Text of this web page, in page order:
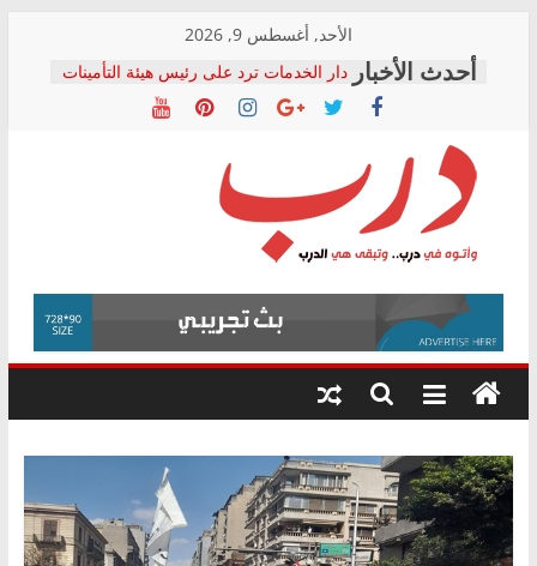
content
الأحد, أغسطس 9, 2026
دار الخدمات ترد على رئيس هيئة التأمينات
بعد مؤتمره الصحفي: إنكار الأزمة لا ينهي
معاناة أصحاب المعاشات.. ونطالب بكشف
فرحات سليمان يكتب: القطاع الصحي إلى
أين؟
حزب التحالف الشعبي يطلق لجنة “الحق
في الصحة” بالإسكندرية لرصد الانتهاكات
ودعم المرضى
الوزاري لمدينة الصحفيين.. وانتهاء أعمال
إنشاء المبنى الإداري
المجلس القومي لحقوق الإنسان يعلن
متابعة قضية الدكتور محمد زهران.. ويؤكد:
قرينة البراءة وضمانات المحاكمة العادلة
درب
وأتوه
درب..
وتبقى
هي